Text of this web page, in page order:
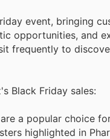
event, bringing
opportunities, and
frequently to
Black Friday sales:
a popular choice
highlighted in